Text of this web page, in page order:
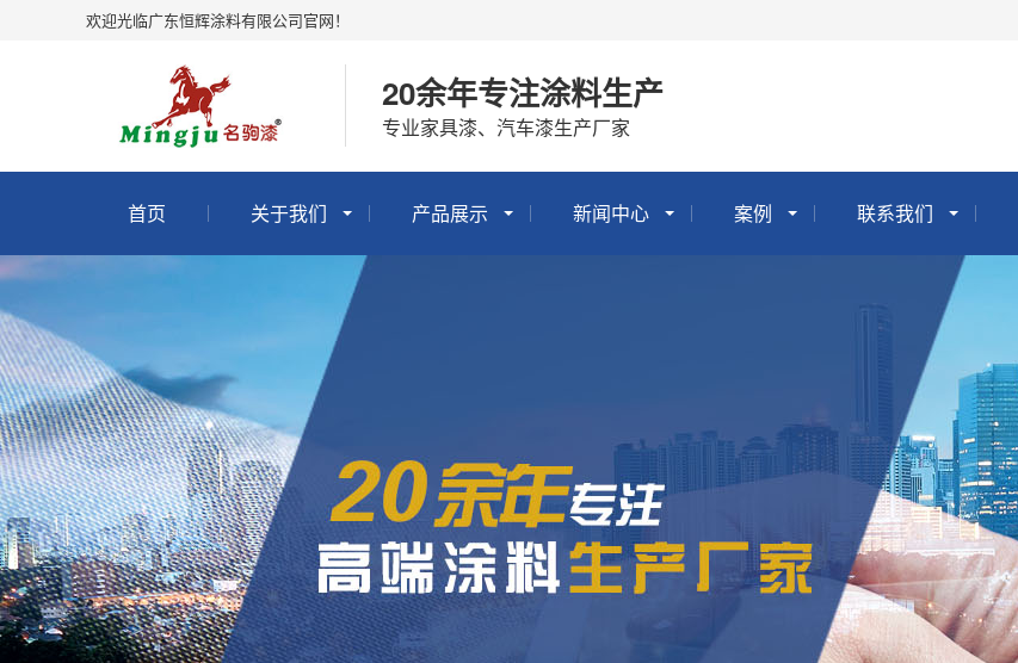
欢迎光临广东恒辉涂料有限公司官网！
20余年专注涂料生产
专业家具漆、汽车漆生产厂家
首页 关于我们 产品展示 新闻中心 案例 联系我们